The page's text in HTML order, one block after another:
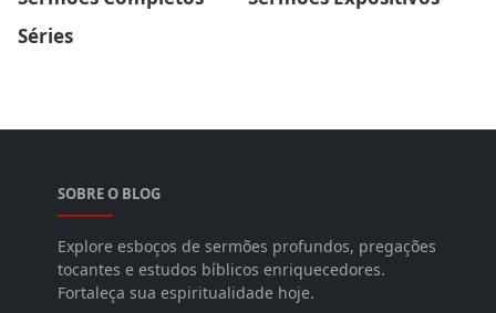
Séries
SOBRE O BLOG
Explore esboços de sermões profundos, pregações
tocantes e estudos bíblicos enriquecedores.
Fortaleça sua espiritualidade hoje.